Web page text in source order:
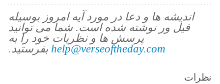
اندیشه ها و دعا در مورد آیه امروز بوسیله
فیل ور نوشته شده است. شما می توانید
پرسش ها و نظریات خود را به
help@verseoftheday.com بفرستید.
نظرات